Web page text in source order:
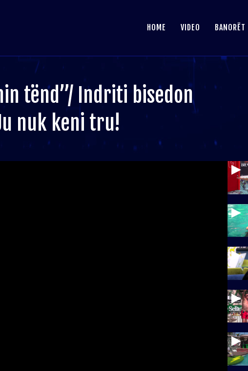
HOME VIDEO BANORËT
tënd”/ Indriti bisedon
nuk keni tru!